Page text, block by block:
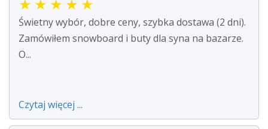
★ ★ ★ ★ ★
Świetny wybór, dobre ceny, szybka dostawa (2 dni).
Zamówiłem snowboard i buty dla syna na bazarze.
O...
Czytaj więcej ...